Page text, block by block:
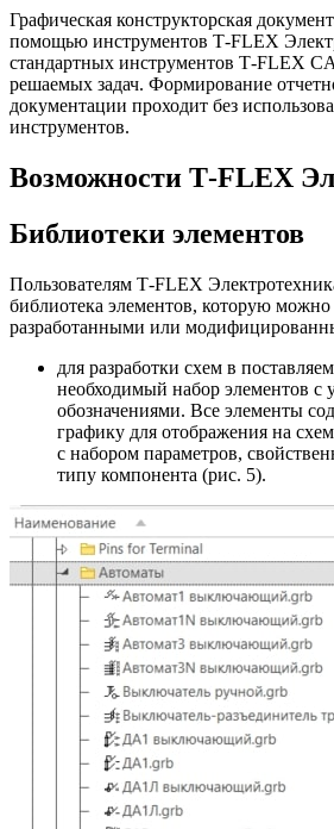
Графическая конструкторская
помощью инструментов T‑FLEX
стандартных инструментов T‑FLEX
решаемых задач. Формирование
документации проходит без
инструментов.
Возможности T‑FLEX
Библиотеки элементов
Пользователям T‑FLEX
библиотека элементов, которую
разработанными или
для разработки схем в
необходимый набор элементов с
обозначениями. Все элементы
графику для отображения на
с набором параметров,
типу компонента (рис. 5).